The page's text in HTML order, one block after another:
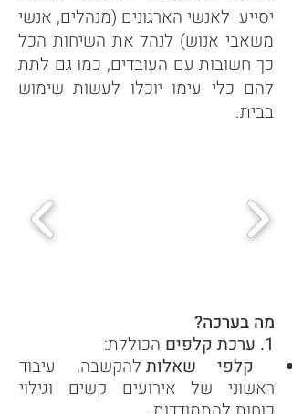
יסייע לאנשי הארגונים (מנהלים, אנשי
משאבי אנוש) לנהל את השיחות הכל
כך חשובות עם העובדים, כמו גם לתת
להם כלי עימו יוכלו לעשות שימוש
בבית.
מה בערכה?
1. ערכת קלפים
הכוללת:
קלפי שאלות להקשבה, עיבוד
ראשוני של אירועים קשים וגילוי